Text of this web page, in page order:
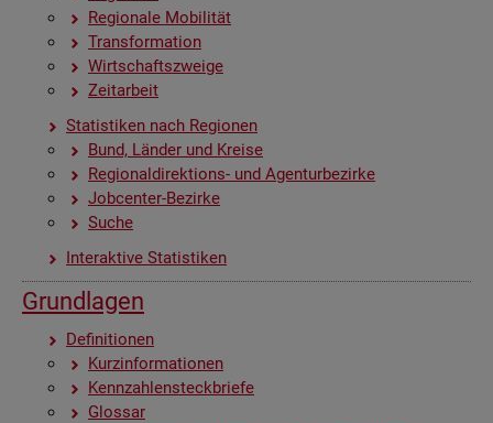
Re­gio­na­le Mo­bi­li­tät
Trans­for­ma­ti­on
Wirt­schafts­zwei­ge
Zeit­ar­beit
Sta­tis­ti­ken nach Re­gio­nen
Bund, Län­der und Krei­se
Re­gio­nal­di­rek­ti­ons- und Agen­tur­be­zir­ke
Job­cen­ter-Be­zir­ke
Suche
In­ter­ak­ti­ve Sta­tis­ti­ken
Grund­la­gen
De­fi­ni­tio­nen
Kurz­in­for­ma­tio­nen
Kenn­zah­len­steck­brie­fe
Glos­sar